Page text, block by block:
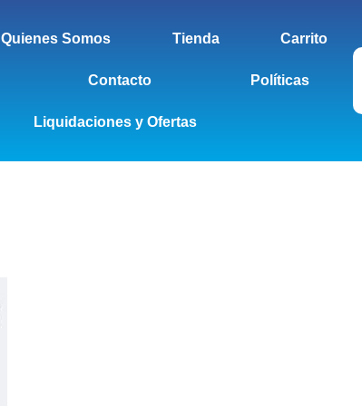
Quienes Somos Tienda Carrito
Contacto Políticas
Liquidaciones y Ofertas